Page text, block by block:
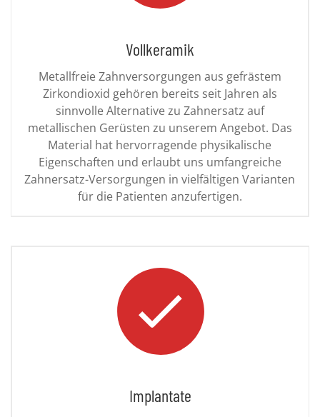
Vollkeramik
Metallfreie Zahnversorgungen aus gefrästem
Zirkondioxid gehören bereits seit Jahren als
sinnvolle Alternative zu Zahnersatz auf
metallischen Gerüsten zu unserem Angebot. Das
Material hat hervorragende physikalische
Eigenschaften und erlaubt uns umfangreiche
Zahnersatz-Versorgungen in vielfältigen Varianten
für die Patienten anzufertigen.
Implantate